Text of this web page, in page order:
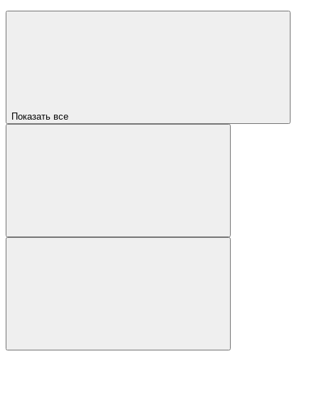
Показать все